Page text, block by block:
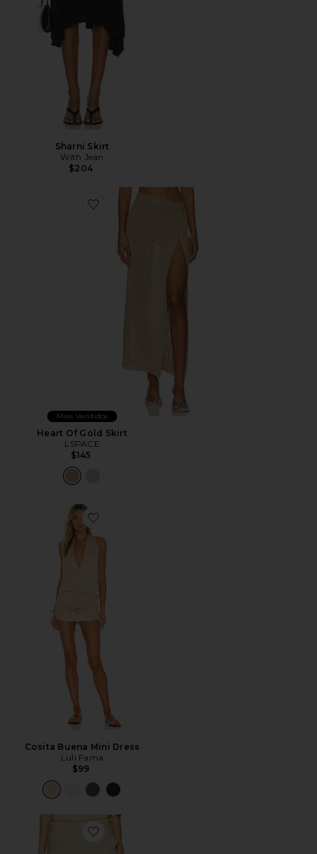
Sharni Skirt
With Jean
$204
Favorite Heart Of Gold Skirt
Mais Vendidos
Heart Of Gold Skirt
LSPACE
$145
Favorite Cosita Buena Mini Dress
Cosita Buena Mini Dress
Luli Fama
$99
Favorite Palisades Mini Skirt